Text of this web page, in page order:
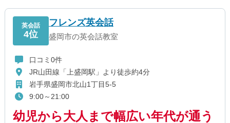
英会話
4位
フレンズ英会話
盛岡市の英会話教室
口コミ0件
JR山田線「上盛岡駅」より徒歩約4分
岩手県盛岡市北山1丁目5-5
9:00～21:00
幼児から大人まで幅広い年代が通う